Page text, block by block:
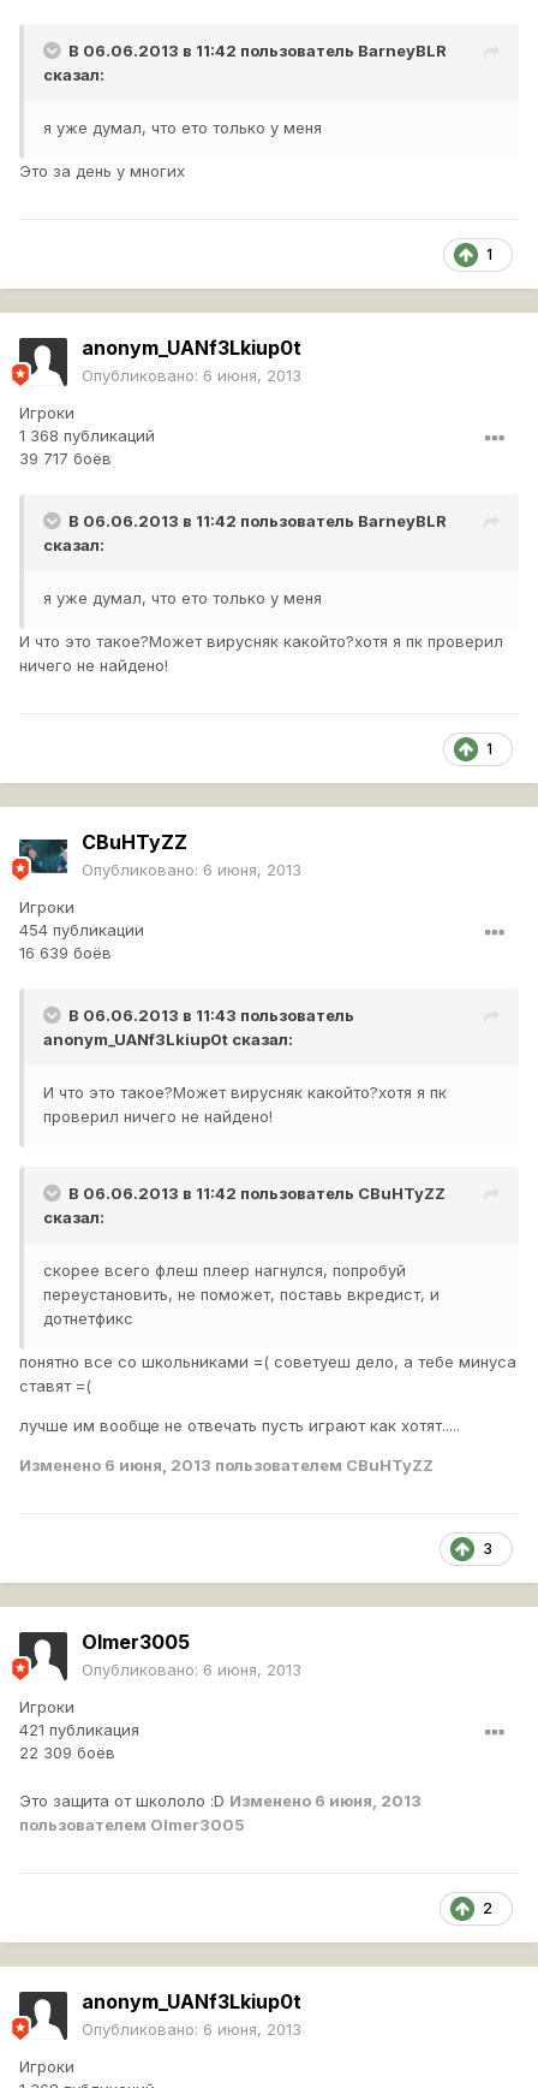
В 06.06.2013 в 11:42 пользователь BarneyBLR
сказал:
я уже думал, что ето только у меня
Это за день у многих
1
anonym_UANf3Lkiup0t
Опубликовано: 6 июня, 2013
Игроки
1 368 публикаций
39 717 боёв
В 06.06.2013 в 11:42 пользователь BarneyBLR
сказал:
я уже думал, что ето только у меня
И что это такое?Может вирусняк какойто?хотя я пк проверил
ничего не найдено!
1
CBuHTyZZ
Опубликовано: 6 июня, 2013
Игроки
454 публикации
16 639 боёв
В 06.06.2013 в 11:43 пользователь
anonym_UANf3Lkiup0t сказал:
И что это такое?Может вирусняк какойто?хотя я пк
проверил ничего не найдено!
В 06.06.2013 в 11:42 пользователь CBuHTyZZ
сказал:
скорее всего флеш плеер нагнулся, попробуй
переустановить, не поможет, поставь вкредист, и
дотнетфикс
понятно все со школьниками =( советуеш дело, а тебе минуса
ставят =(
лучше им вообще не отвечать пусть играют как хотят.....
Изменено 6 июня, 2013 пользователем CBuHTyZZ
3
Olmer3005
Опубликовано: 6 июня, 2013
Игроки
421 публикация
22 309 боёв
Это защита от школоло :D Изменено 6 июня, 2013
пользователем Olmer3005
2
anonym_UANf3Lkiup0t
Опубликовано: 6 июня, 2013
Игроки